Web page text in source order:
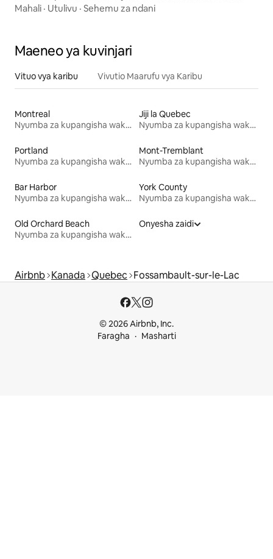
Quebec
Mahali · Utulivu · Sehemu za ndani
Maeneo ya kuvinjari
Vituo vya karibu Vivutio Maarufu vya Karibu
Montreal
Nyumba za kupangisha wakati wa likizo
Jiji la Quebec
Nyumba za kupangisha wakati wa likizo
Portland
Nyumba za kupangisha wakati wa likizo
Mont-Tremblant
Nyumba za kupangisha wakati wa likizo
Bar Harbor
Nyumba za kupangisha wakati wa likizo
York County
Nyumba za kupangisha wakati wa likizo
Old Orchard Beach
Nyumba za kupangisha wakati wa likizo
Onyesha zaidi
Airbnb Kanada Quebec Fossambault-sur-le-Lac
© 2026 Airbnb, Inc.
Faragha
Masharti